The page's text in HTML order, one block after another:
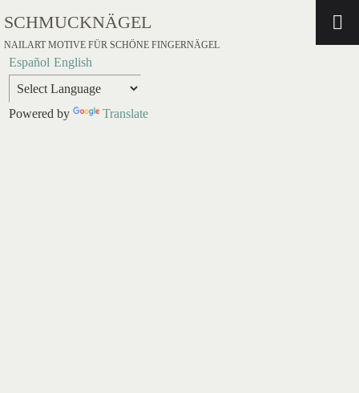
SCHMUCKNÄGEL
NAILART MOTIVE FÜR SCHÖNE FINGERNÄGEL
Español English
Powered by Translate